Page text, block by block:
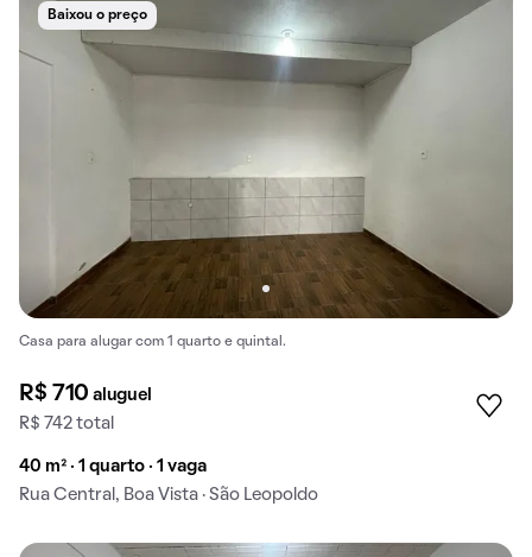
Baixou o preço
Casa para alugar com 1 quarto e quintal.
R$ 710aluguel
R$ 742 total
40 m² · 1 quarto · 1 vaga
Rua Central, Boa Vista · São Leopoldo